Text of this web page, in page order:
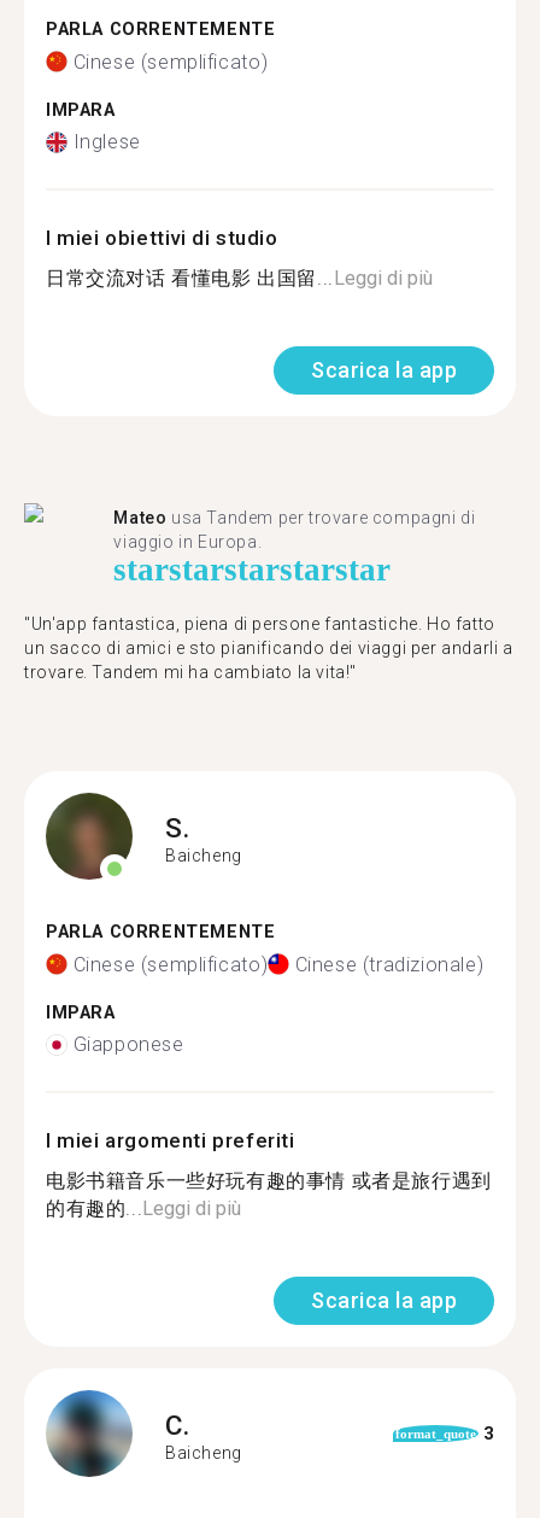
PARLA CORRENTEMENTE
Cinese (semplificato)
IMPARA
Inglese
I miei obiettivi di studio
日常交流对话 看懂电影 出国留...Leggi di più
Scarica la app
Mateo usa Tandem per trovare compagni di
viaggio in Europa.
starstarstarstarstar
"Un'app fantastica, piena di persone fantastiche. Ho fatto
un sacco di amici e sto pianificando dei viaggi per andarli a
trovare. Tandem mi ha cambiato la vita!"
S.
Baicheng
PARLA CORRENTEMENTE
Cinese (semplificato) Cinese (tradizionale)
IMPARA
Giapponese
I miei argomenti preferiti
电影书籍音乐一些好玩有趣的事情 或者是旅行遇到
的有趣的...Leggi di più
Scarica la app
C.
Baicheng
format_quote 3